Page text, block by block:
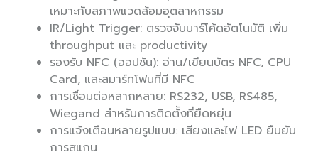
เหมาะกับสภาพแวดล้อมอุตสาหกรรม
IR/Light Trigger: ตรวจจับบาร์โค้ดอัตโนมัติ เพิ่ม
throughput และ productivity
รองรับ NFC (ออปชัน): อ่าน/เขียนบัตร NFC, CPU
Card, และสมาร์ทโฟนที่มี NFC
การเชื่อมต่อหลากหลาย: RS232, USB, RS485,
Wiegand สำหรับการติดตั้งที่ยืดหยุ่น
การแจ้งเตือนหลายรูปแบบ: เสียงและไฟ LED ยืนยัน
การสแกน